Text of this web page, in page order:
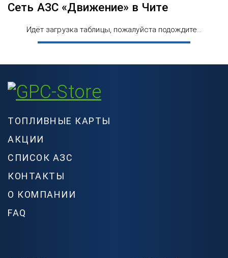
Сеть АЗС «Движение» в Чите
Идёт загрузка таблицы, пожалуйста подождите...
ТОПЛИВНЫЕ КАРТЫ
АКЦИИ
СПИСОК АЗС
КОНТАКТЫ
О КОМПАНИИ
FAQ